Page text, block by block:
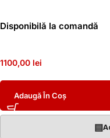
Disponibilă la comandă
1100,00 lei
Adaugă În Coș
▤